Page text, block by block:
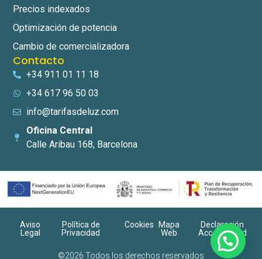
Precios indexados
Optimización de potencia
Cambio de comercializadora
Contacto
+34 911 01 11 18
+34 617 96 50 03
info@tarifasdeluz.com
Oficina Central
Calle Aribau 168, Barcelona
©2026 Todos los derechos reservados
Aviso
Legal
Política de
Privacidad
Cookies
Mapa
Web
Declaración
Accesibilidad